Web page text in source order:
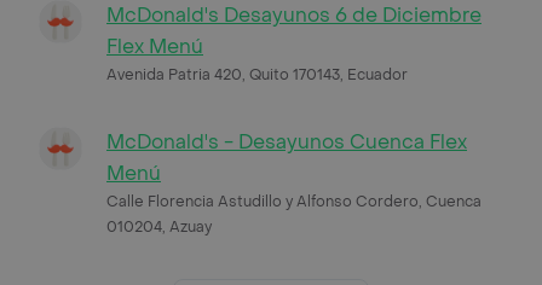
McDonald's Desayunos 6 de Diciembre
Flex Menú
Avenida Patria 420, Quito 170143, Ecuador
McDonald's - Desayunos Cuenca Flex
Menú
Calle Florencia Astudillo y Alfonso Cordero, Cuenca
010204, Azuay